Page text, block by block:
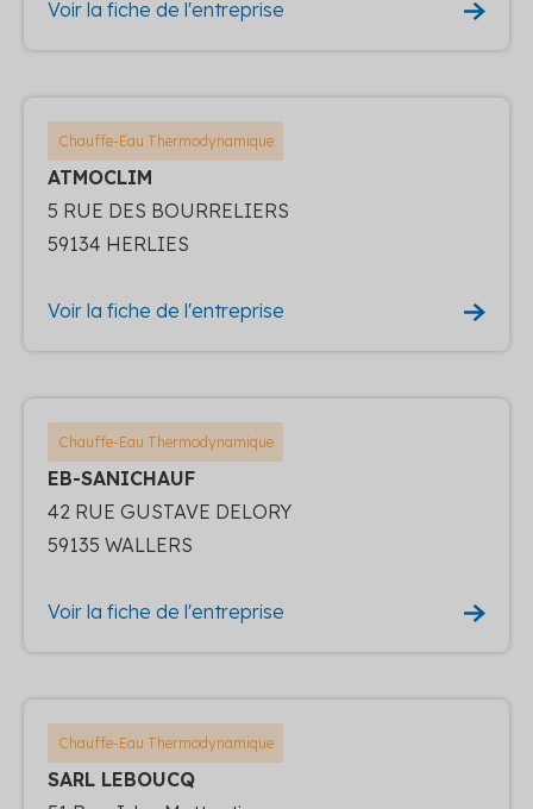
Voir la fiche de l'entreprise
Chauffe-Eau Thermodynamique
ATMOCLIM
5 RUE DES BOURRELIERS
59134 HERLIES
Voir la fiche de l'entreprise
Chauffe-Eau Thermodynamique
EB-SANICHAUF
42 RUE GUSTAVE DELORY
59135 WALLERS
Voir la fiche de l'entreprise
Chauffe-Eau Thermodynamique
SARL LEBOUCQ